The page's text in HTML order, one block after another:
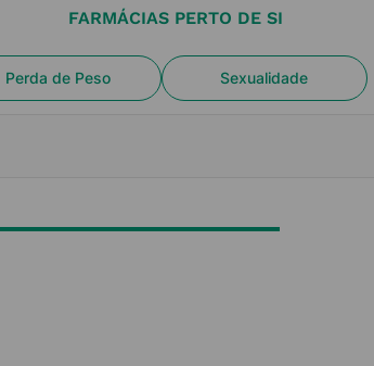
FARMÁCIAS PERTO DE SI
Perda de Peso Sexualidade